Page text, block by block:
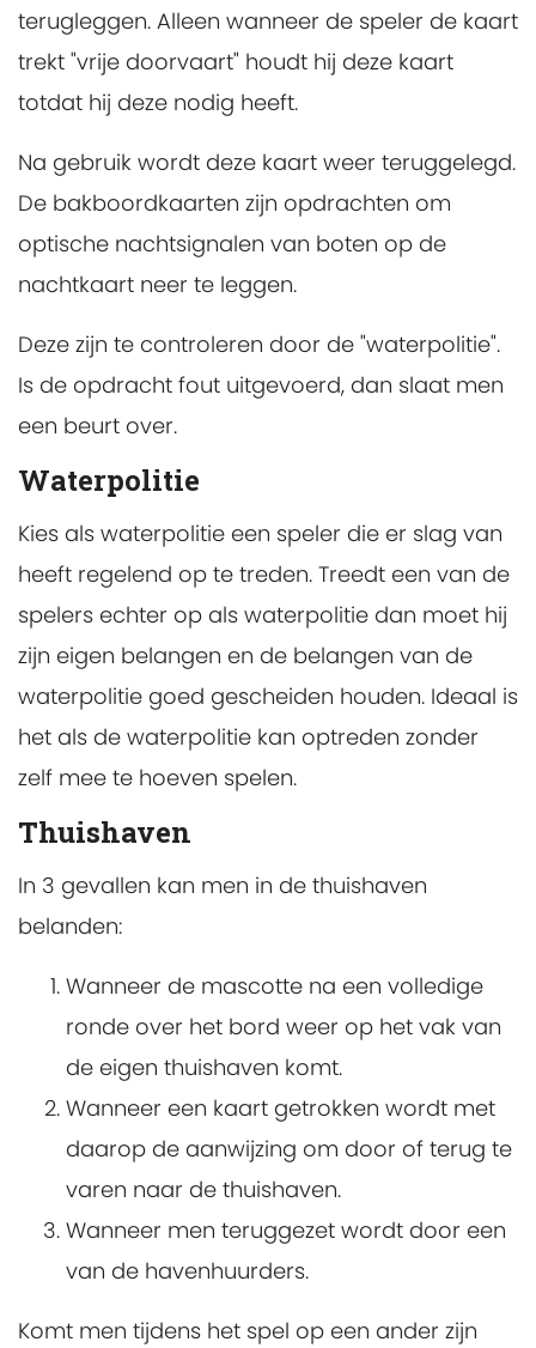
terugleggen. Alleen wanneer de speler de kaart
trekt "vrije doorvaart" houdt hij deze kaart
totdat hij deze nodig heeft.
Na gebruik wordt deze kaart weer teruggelegd.
De bakboordkaarten zijn opdrachten om
optische nachtsignalen van boten op de
nachtkaart neer te leggen.
Deze zijn te controleren door de "waterpolitie".
Is de opdracht fout uitgevoerd, dan slaat men
een beurt over.
Waterpolitie
Kies als waterpolitie een speler die er slag van
heeft regelend op te treden. Treedt een van de
spelers echter op als waterpolitie dan moet hij
zijn eigen belangen en de belangen van de
waterpolitie goed gescheiden houden. Ideaal is
het als de waterpolitie kan optreden zonder
zelf mee te hoeven spelen.
Thuishaven
In 3 gevallen kan men in de thuishaven
belanden:
Wanneer de mascotte na een volledige
ronde over het bord weer op het vak van
de eigen thuishaven komt.
Wanneer een kaart getrokken wordt met
daarop de aanwijzing om door of terug te
varen naar de thuishaven.
Wanneer men teruggezet wordt door een
van de havenhuurders.
Komt men tijdens het spel op een ander zijn